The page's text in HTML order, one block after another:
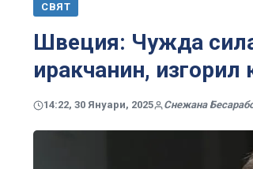
СВЯТ
Швеция: Чужда
иракчанин, изгорил
14:22, 30 Януари, 2025 Снежана